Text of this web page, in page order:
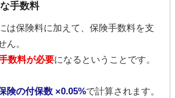
手数料
は保険料に加えて、保険手数料を支
ん。
数料が必要になるということです。
険の付保数 ×0.05%で計算されます。